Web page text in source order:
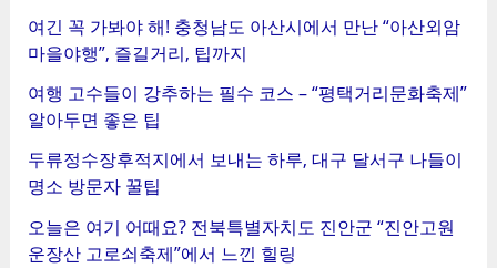
여긴 꼭 가봐야 해! 충청남도 아산시에서 만난 “아산외암
마을야행”, 즐길거리, 팁까지
여행 고수들이 강추하는 필수 코스 – “평택거리문화축제”
알아두면 좋은 팁
두류정수장후적지에서 보내는 하루, 대구 달서구 나들이
명소 방문자 꿀팁
오늘은 여기 어때요? 전북특별자치도 진안군 “진안고원
운장산 고로쇠축제”에서 느낀 힐링